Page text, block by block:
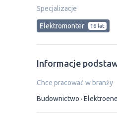
Specjalizacje
Elektromonter 16 lat
Informacje
Chce pracować w branży
Budownictwo